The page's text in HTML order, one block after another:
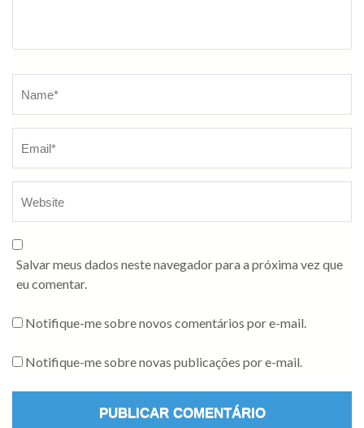
Salvar meus dados neste navegador para a próxima vez que
eu comentar.
Notifique-me sobre novos comentários por e-mail.
Notifique-me sobre novas publicações por e-mail.